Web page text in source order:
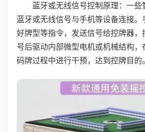
蓝牙或无线信号控制原理：一些
蓝牙或无线信号与手机等设备连接
好牌型等指令，发送信号给控牌器，
号后驱动内部微型电机或机械结构，
码牌过程中进行干预，达到控牌目的。